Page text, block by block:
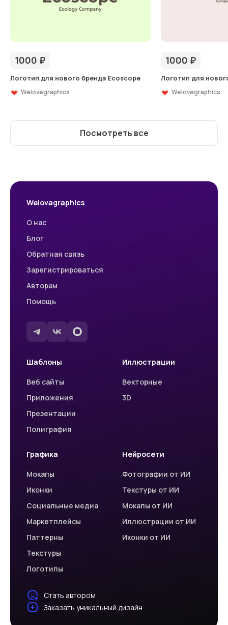
1000 ₽
Логотип для нового бренда Ecoscope
Welovegraphics
1000 ₽
Логотип для
Welovegraphics
Посмотреть все
Welovagraphics
О нас
Блог
Обратная связь
Зарегистрироваться
Авторам
Помощь
Шаблоны
Веб сайты
Приложения
Презентации
Полиграфия
Иллюстрации
Векторные
3D
Графика
Мокапы
Иконки
Социальные медиа
Маркетплейсы
Паттерны
Текстуры
Логотипы
Нейросети
Фотографии от ИИ
Текстуры от ИИ
Мокапы от ИИ
Иллюстрации от ИИ
Иконки от ИИ
Стать автором
Заказать уникальный дизайн